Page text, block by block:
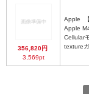
356,820円
3,569pt
Apple
Apple
Cellular
texture